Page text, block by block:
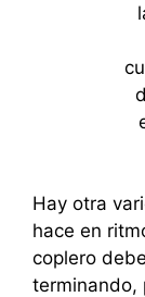
Hay otra
hace en
coplero
terminando,